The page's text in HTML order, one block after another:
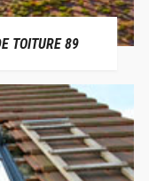
TOITURE 89